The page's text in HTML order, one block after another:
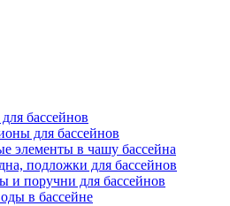
бассейнов
для бассейнов
элементы в чашу бассейна
подложки для бассейнов
и поручни для бассейнов
в бассейне